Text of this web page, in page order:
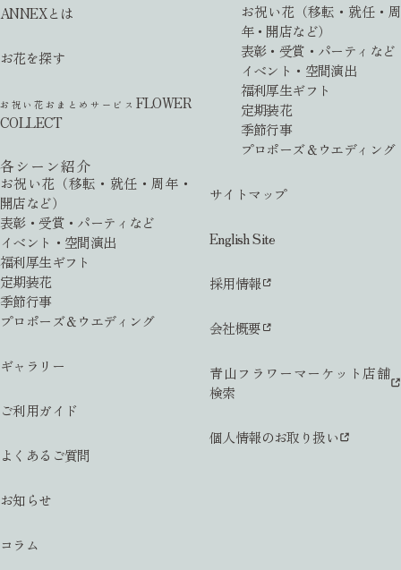
ANNEXとは
お花を探す
お祝い花おまとめサービス FLOWER
COLLECT
各シーン紹介
お祝い花（移転・就任・周年・
開店など）
表彰・受賞・パーティなど
イベント・空間演出
福利厚生ギフト
定期装花
季節行事
プロポーズ＆ウエディング
ギャラリー
ご利用ガイド
よくあるご質問
お知らせ
コラム
お祝い花（移転・就任・周
年・開店など）
表彰・受賞・パーティなど
イベント・空間演出
福利厚生ギフト
定期装花
季節行事
プロポーズ＆ウエディング
サイトマップ
English Site
採用情報
会社概要
青山フラワーマーケット店舗
検索
個人情報のお取り扱い